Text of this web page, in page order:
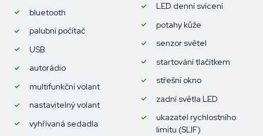
bluetooth
palubní počítač
USB
autorádio
multifunkční volant
nastavitelný volant
vyhřívaná sedadla
LED denní svícení
potahy kůže
senzor světel
startování tlačítkem
střešní okno
zadní světla LED
ukazatel rychlostního
limitu (SLIF)